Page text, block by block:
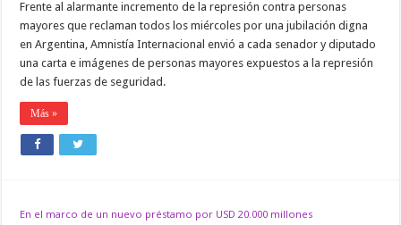
Frente al alarmante incremento de la represión contra personas
mayores que reclaman todos los miércoles por una jubilación digna
en Argentina, Amnistía Internacional envió a cada senador y diputado
una carta e imágenes de personas mayores expuestos a la represión
de las fuerzas de seguridad.
Más »
En el marco de un nuevo préstamo por USD 20.000 millones